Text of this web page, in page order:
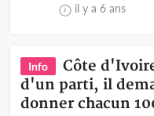
il y a 6 ans
Info
Côte
d'un parti, il
donner chacun